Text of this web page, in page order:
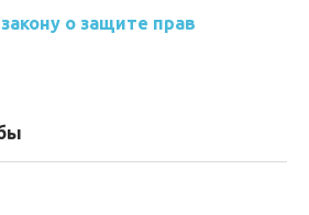
о защите прав